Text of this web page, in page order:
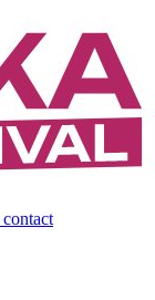
contact